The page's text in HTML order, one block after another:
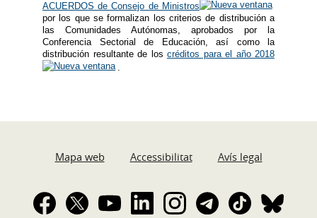
ACUERDOS de Consejo de Ministros
por los que se formalizan los criterios de distribución a
las Comunidades Autónomas, aprobados por la
Conferencia Sectorial de Educación, así como la
distribución resultante de los créditos para el año 2018
.
Mapa web Accessibilitat Avís legal